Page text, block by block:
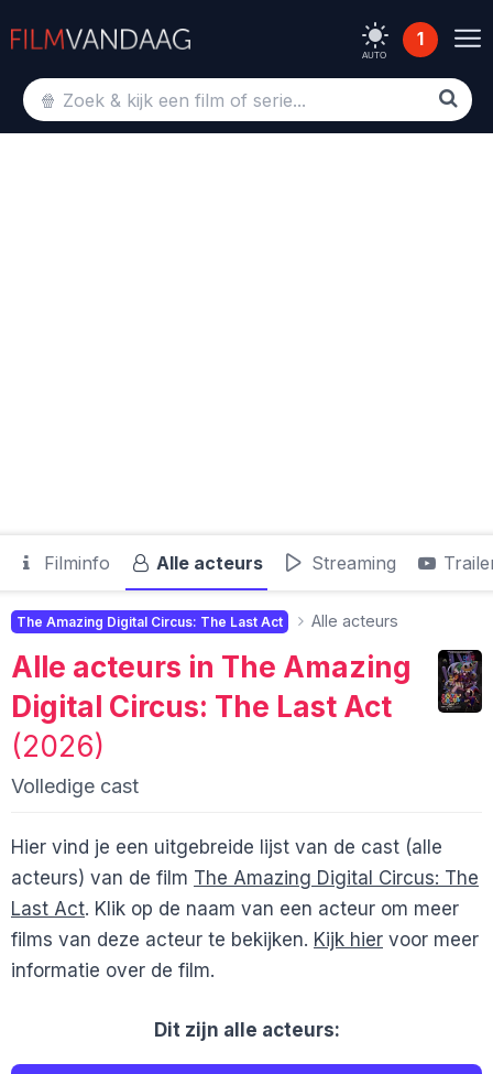
AUTO
1
Filminfo Alle acteurs Streaming
The Amazing Digital Circus: The Last Act Alle acteurs
Alle acteurs in The Amazing
Digital Circus: The Last Act
(2026)
Volledige cast
Hier vind je een uitgebreide lijst van de cast (alle
acteurs) van de film The Amazing Digital Circus: The
Last Act. Klik op de naam van een acteur om meer
films van deze acteur te bekijken. Kijk hier voor meer
informatie over de film.
Dit zijn alle acteurs: